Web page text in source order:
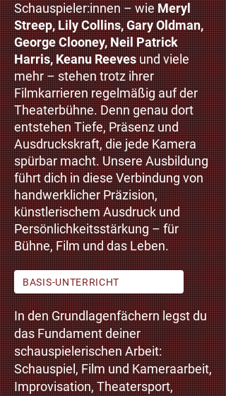
Schauspieler:innen – wieMeryl
Streep, Lily Collins, Gary Oldman,
George Clooney, Neil Patrick
Harris, Keanu Reevesund viele
mehr – stehen trotz ihrer
Filmkarrieren regelmäßig auf der
Theaterbühne. Denn genau dort
entstehen Tiefe, Präsenz und
Ausdruckskraft, die jede Kamera
spürbar macht.Unsere Ausbildung
führt dich in diese Verbindung von
handwerklicher Präzision,
künstlerischem Ausdruck und
Persönlichkeitsstärkung – für
Bühne, Film und das Leben.
BASIS-UNTERRICHT
In den Grundlagenfächern legst du
das Fundament deiner
schauspielerischen Arbeit:
Schauspiel, Film und Kameraarbeit,
Improvisation, Theatersport,